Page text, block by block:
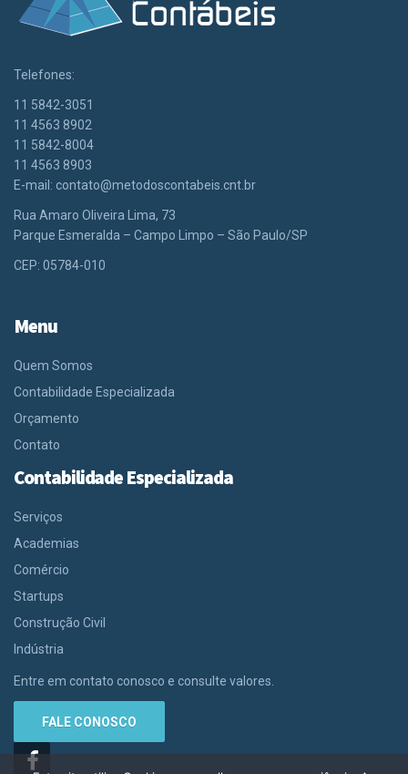
Telefones:
11 5842-3051
11 4563 8902
11 5842-8004
11 4563 8903
E-mail: contato@metodoscontabeis.cnt.br
Rua Amaro Oliveira Lima, 73
Parque Esmeralda – Campo Limpo – São Paulo/SP
CEP: 05784-010
Menu
Quem Somos
Contabilidade Especializada
Orçamento
Contato
Contabilidade Especializada
Serviços
Academias
Comércio
Startups
Construção Civil
Indústria
Entre em contato conosco e consulte valores.
FALE CONOSCO